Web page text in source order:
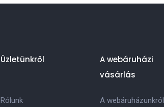
Üzletünkről
Rólunk
A webáruházi
vásárlás
A webáruházunkról